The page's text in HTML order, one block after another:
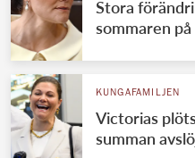
Stora
sommaren på
KUNGAFAMILJEN
Victorias
summan